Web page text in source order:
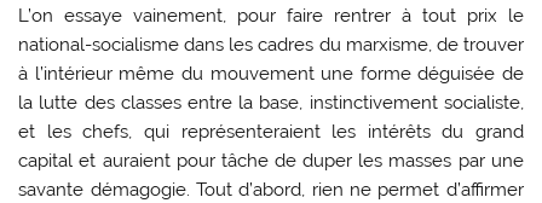
L’on essaye vainement, pour faire rentrer à tout prix le
national-socialisme dans les cadres du marxisme, de trouver
à l’intérieur même du mouvement une forme déguisée de
la lutte des classes entre la base, instinctivement socialiste,
et les chefs, qui représenteraient les intérêts du grand
capital et auraient pour tâche de duper les masses par une
savante démagogie. Tout d’abord, rien ne permet d’affirmer